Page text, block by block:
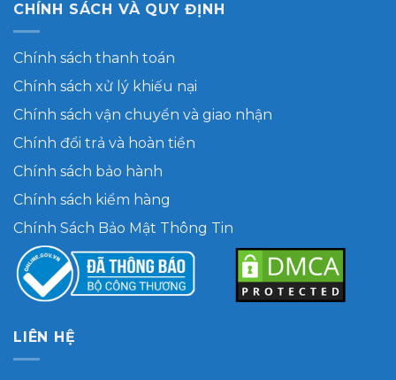
CHÍNH SÁCH VÀ QUY ĐỊNH
Chính sách thanh toán
Chính sách xử lý khiếu nại
Chính sách vận chuyển và giao nhận
Chính đổi trả và hoàn tiền
Chính sách bảo hành
Chính sách kiểm hàng
Chính Sách Bảo Mật Thông Tin
LIÊN HỆ